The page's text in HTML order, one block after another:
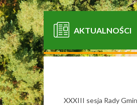
AKTUALNOŚCI
XXXIII sesja Rady